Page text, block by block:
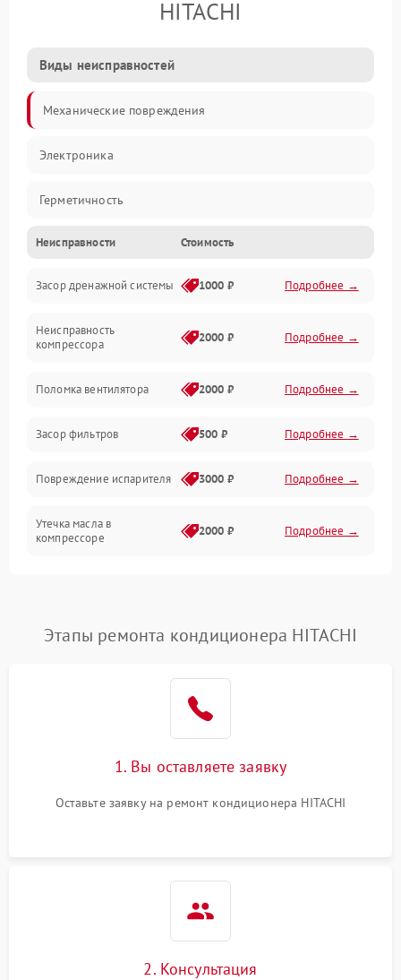
HITACHI
Виды неисправностей
Механические повреждения
Электроника
Герметичность
Механика
Управление
Электропитание
Неисправности Стоимость
Засор дренажной системы 1000 ₽ Подробнее →
Неисправность
компрессора
2000 ₽ Подробнее →
Поломка вентилятора 2000 ₽ Подробнее →
Засор фильтров 500 ₽ Подробнее →
Повреждение испарителя 3000 ₽ Подробнее →
Утечка масла в
компрессоре
2000 ₽ Подробнее →
Неисправность
2000 ₽
1500 ₽
Повреждение корпуса
Этапы ремонта кондиционера HITACHI
1. Вы оставляете заявку
Оставьте заявку на ремонт кондиционера HITACHI
2. Консультация